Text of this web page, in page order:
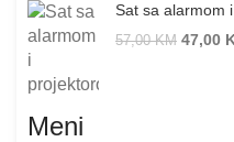
Sat sa alarmom
57,00KM 47,00
Meni